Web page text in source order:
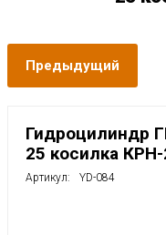
Предыдущий
Гидроцилиндр
25 косилка КРН-
Артикул: YD-084